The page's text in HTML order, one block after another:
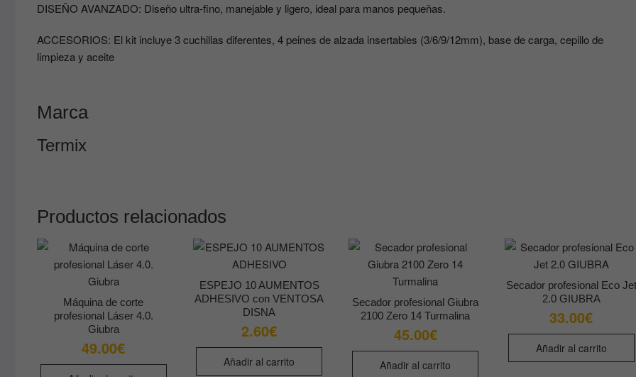
DISEÑO AVANZADO: Diseño ultra-fino, manejable y ligero, ideal para manos pequeñas.
ACCESORIOS: El kit incluye 3 cuchillas diferentes, 4 peines de alzada insertables (3/6/9/12mm), base de carga, cepillo de
limpieza y aceite
Marca
Termix
Productos relacionados
Máquina de corte
profesional Láser 4.0.
Giubra
49.00€
ESPEJO 10 AUMENTOS
ADHESIVO con VENTOSA
DISNA
2.60€
Añadir al carrito
Secador profesional Giubra
2100 Zero 14 Turmalina
45.00€
Añadir al carrito
Secador profesional Eco Jet
2.0 GIUBRA
33.00€
Añadir al carrito